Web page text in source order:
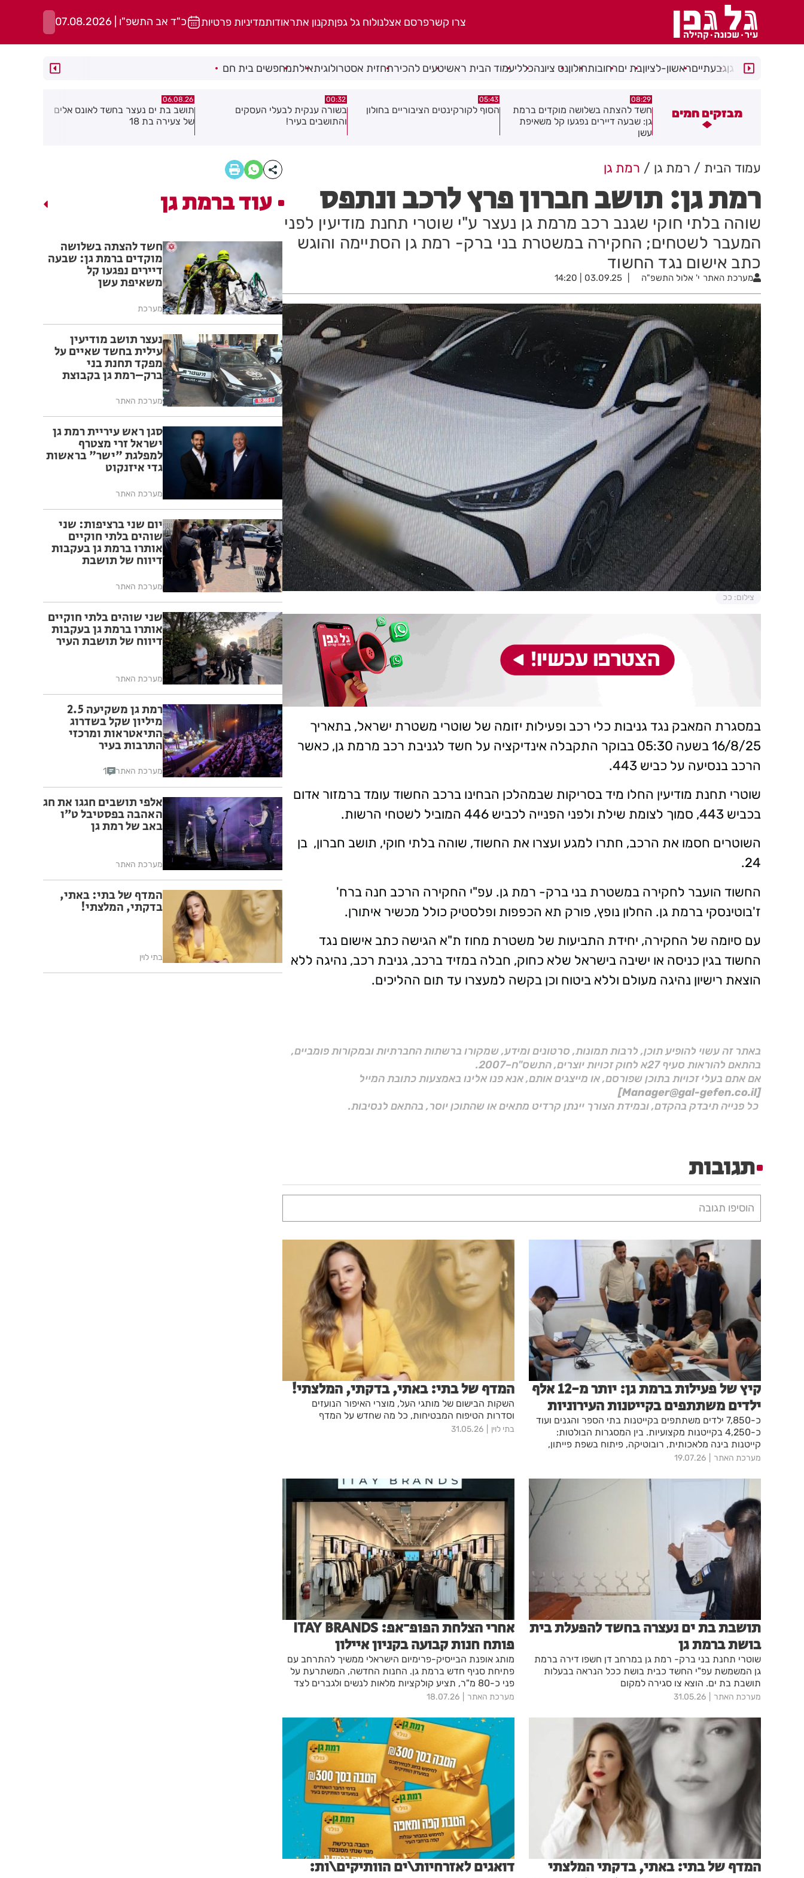
צרו קשרפרסם אצלנולוח גל גפןתקנון אתראודותמדיניות פרטיות כ"ד אב התשפ"ו | 07.08.2026
רמת גןגבעתייםראשון-לציוןבת יםרחובותחולוןנס ציונהכלליעמוד הבית ראשיטעים להכירתחזית אסטרולוגיתאילתמחפשים בית חם
מבזקים חמים
חשד להצתה בשלושה מוקדים ברמת
גן: שבעה דיירים נפגעו קל משאיפת
05:43
הסוף לקורקינטים הציבוריים בחולון
00:32
בשורה ענקית לבעלי העסקים
06.08.26
תושב בת ים נעצר בחשד לאונס אלים
של צעירה בת 18
06.08.26
חולון תקבל 2.5 מיליון שקלים
להפחתת זיהום האוויר מתחבורה
עמוד הבית רמת גן רמת גן
רמת גן: תושב חברון פרץ לרכב ונתפס
שוהה בלתי חוקי שגנב רכב מרמת גן נעצר ע"י שוטרי תחנת מודיעין לפני
המעבר לשטחים; החקירה במשטרת בני ברק- רמת גן הסתיימה והוגש
כתב אישום נגד החשוד
מערכת האתר י' אלול התשפ"ה 03.09.25 | 14:20
צילום: ככ
במסגרת המאבק נגד גניבות כלי רכב ופעילות יזומה של שוטרי משטרת ישראל, בתאריך
16/8/25 בשעה 05:30 בבוקר התקבלה אינדיקציה על חשד לגניבת רכב מרמת גן, כאשר
הרכב בנסיעה על כביש 443.
שוטרי תחנת מודיעין החלו מיד בסריקות שבמהלכן הבחינו ברכב החשוד עומד ברמזור אדום
בכביש 443, סמוך לצומת שילת ולפני הפנייה לכביש 446 המוביל לשטחי הרשות.
השוטרים חסמו את הרכב, חתרו למגע ועצרו את החשוד, שוהה בלתי חוקי, תושב חברון, בן
24.
החשוד הועבר לחקירה במשטרת בני ברק- רמת גן. עפ"י החקירה הרכב חנה ברח'
ז'בוטינסקי ברמת גן. החלון נופץ, פורק תא הכפפות ופלסטיק כולל מכשיר איתורן.
עם סיומה של החקירה, יחידת התביעות של משטרת מחוז ת"א הגישה כתב אישום נגד
החשוד בגין כניסה או ישיבה בישראל שלא כחוק, חבלה במזיד ברכב, גניבת רכב, נהיגה ללא
הוצאת רישיון נהיגה מעולם וללא ביטוח וכן בקשה למעצרו עד תום ההליכים.
באתר זה עשוי להופיע תוכן, לרבות תמונות, סרטונים ומידע, שמקורו ברשתות החברתיות ובמקורות פומביים,
בהתאם להוראות סעיף 27א לחוק זכויות יוצרים, התשס"ח–2007.
אם אתם בעלי זכויות בתוכן שפורסם, או מייצגים אותם, אנא פנו אלינו באמצעות כתובת המייל
[Manager@gal-gefen.co.il]
כל פנייה תיבדק בהקדם, ובמידת הצורך יינתן קרדיט מתאים או שהתוכן יוסר, בהתאם לנסיבות.
תגובות
הוסיפו תגובה
קיץ של פעילות ברמת גן: יותר מ-12 אלף
ילדים משתתפים בקייטנות העירוניות
כ-7,850 ילדים משתתפים בקייטנות בתי הספר והגנים ועוד
כ-4,250 בקייטנות מקצועיות. בין המסגרות הבולטות:
קייטנות בינה מלאכותית, רובוטיקה, פיתוח בשפת פייתון,
ספורט, אמנות ויזמות – כולן בסבסוד עירוני משמעותי.
מערכת האתר 19.07.26
המדף של בתי: באתי, בדקתי, המלצתי!
השקות הבישום של מותגי העל, מוצרי האיפור הנועזים
וסדרות הטיפוח המבטיחות, כל מה שחדש על המדף
בתי לוין 31.05.26
תושבת בת ים נעצרה בחשד להפעלת בית
בושת ברמת גן
שוטרי תחנת בני ברק- רמת גן במרחב דן חשפו דירה ברמת
גן המשמשת עפ"י החשד כבית בושת ככל הנראה בבעלות
תושבת בת ים. הוצא צו סגירה למקום
מערכת האתר 31.05.26
אחרי הצלחת הפופ־אפ: ITAY BRANDS
פותח חנות קבועה בקניון איילון
מותג אופנת הבייסיק-פרימיום הישראלי ממשיך להתרחב עם
פתיחת סניף חדש ברמת גן. החנות החדשה, המשתרעת על
פני כ-80 מ"ר, תציע קולקציות מלאות לנשים ולגברים לצד
פריטי הדגל של המותג.
מערכת האתר 18.07.26
המדף של בתי: באתי, בדקתי המלצתי
דואגים לאזרחיות\ים הוותיקים\ות:
עוד ברמת גן
חשד להצתה בשלושה
מוקדים ברמת גן: שבעה
דיירים נפגעו קל
משאיפת עשן
מערכת
נעצר תושב מודיעין
עילית בחשד שאיים על
מפקד תחנת בני
ברק–רמת גן בקבוצת
מערכת האתר
סגן ראש עיריית רמת גן
ישראל זרי מצטרף
למפלגת "ישר" בראשות
גדי איזנקוט
מערכת האתר
יום שני ברציפות: שני
שוהים בלתי חוקיים
אותרו ברמת גן בעקבות
דיווח של תושבת
מערכת האתר
שני שוהים בלתי חוקיים
אותרו ברמת גן בעקבות
דיווח של תושבת העיר
מערכת האתר
רמת גן משקיעה 2.5
מיליון שקל בשדרוג
התיאטראות ומרכזי
התרבות בעיר
מערכת האתר 1
אלפי תושבים חגגו את חג
האהבה בפסטיבל ט״ו
באב של רמת גן
מערכת האתר
המדף של בתי: באתי,
בדקתי, המלצתי!
בתי לוין